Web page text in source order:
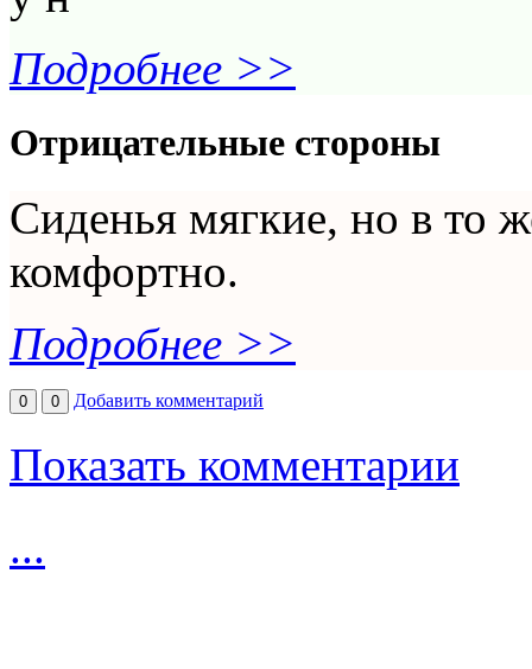
Подробнее >>
Отрицательные стороны
Сиденья мягкие, но в то
комфортно.
Подробнее >>
0 0 Добавить комментарий
Показать комментарии
...